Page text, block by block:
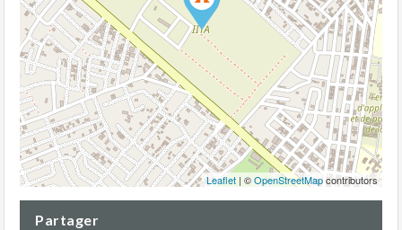
Leaflet | ©OpenStreetMapcontributors
Partager